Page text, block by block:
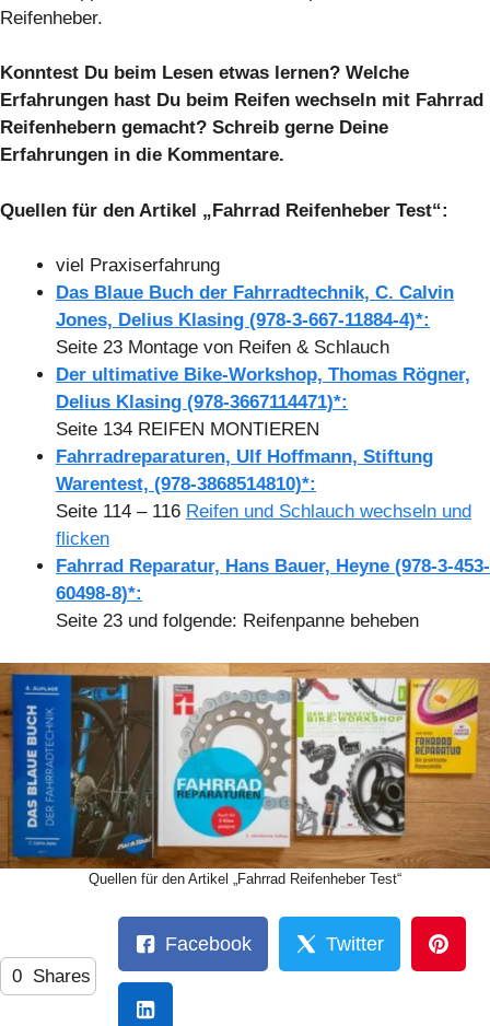
Reifenheber.
Konntest Du beim Lesen etwas lernen? Welche
Erfahrungen hast Du beim Reifen wechseln mit Fahrrad
Reifenhebern gemacht? Schreib gerne Deine
Erfahrungen in die Kommentare.
Quellen für den Artikel „Fahrrad Reifenheber Test“:
viel Praxiserfahrung
Das Blaue Buch der Fahrradtechnik, C. Calvin
Jones, Delius Klasing (978-3-667-11884-4)*:
Seite 23 Montage von Reifen & Schlauch
Der ultimative Bike-Workshop, Thomas Rögner,
Delius Klasing (978-3667114471)*:
Seite 134 REIFEN MONTIEREN
Fahrradreparaturen, Ulf Hoffmann, Stiftung
Warentest, (978-3868514810)*:
Seite 114 – 116 Reifen und Schlauch wechseln und
flicken
Fahrrad Reparatur, Hans Bauer, Heyne (978-3-453-
60498-8)*:
Seite 23 und folgende: Reifenpanne beheben
Quellen für den Artikel „Fahrrad Reifenheber Test“
0 Shares
Facebook Twitter